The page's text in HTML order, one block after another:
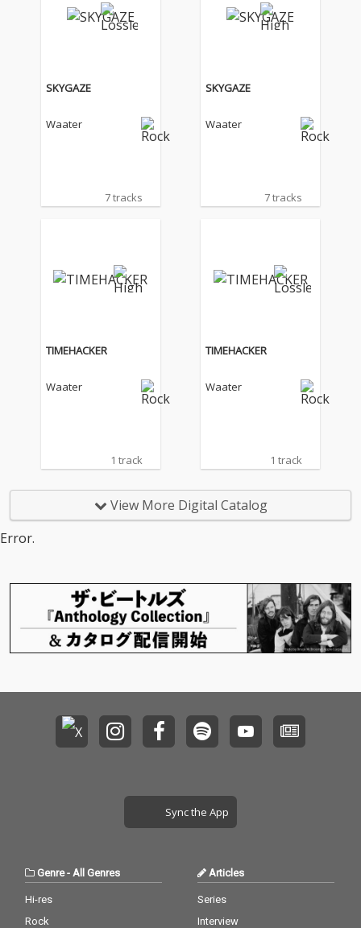
SKYGAZE
Waater
7 tracks
SKYGAZE
Waater
7 tracks
TIMEHACKER
Waater
1 track
TIMEHACKER
Waater
1 track
View More Digital Catalog
Error.
Sync the App
Genre- All Genres
Hi-res
Rock
Articles
Series
Interview